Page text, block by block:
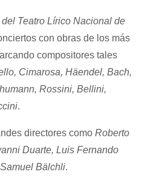
Teatro Lírico Nacional de
con obras de los más
compositores tales
Cimarosa, Häendel, Bach,
Rossini, Bellini,
.
directores comoRoberto
Duarte, Luis Fernando
Bälchli.